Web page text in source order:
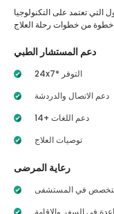
التي تعتمد على التكنولوجيا
دعم المستشار الطبي
24x7* التوفر
دعم الاتصال والدردشة
14+ دعم اللغات
توصيات العلاج
رعاية المرضى
في المستشفى
في السفر والإقامة